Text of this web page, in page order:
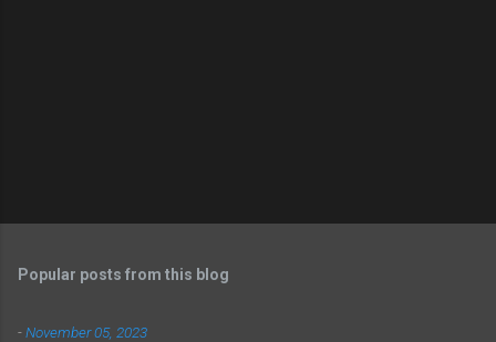
Popular posts from this blog
-November 05, 2023